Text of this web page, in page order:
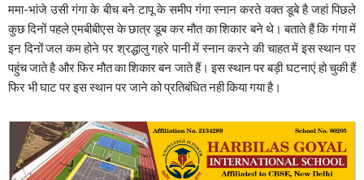
ममा-भांजे उसी गंगा के बीच बने टापू के समीप गंगा स्नान करते वक्त डूबे है जहां पिछले
कुछ दिनों पहले एमबीबीएस के छात्र डूब कर मौत का शिकार बने थे। बताते हैं कि गंगा में
इन दिनों जल कम होने पर श्रद्धालु गहरे पानी में स्नान करने की चाहत में इस स्थान पर
पहुंच जाते है और फिर मौत का शिकार बन जाते हैं। इस स्थान पर बड़ी घटनाएं हो चुकी हैं
फिर भी घाट पर इस स्थान पर जाने को प्रतिबंधित नही किया गया है।